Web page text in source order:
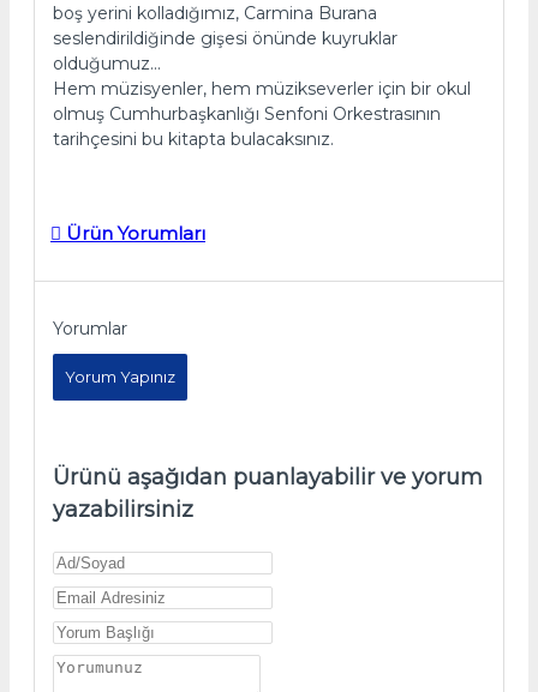
boş yerini kolladığımız, Carmina Burana
seslendirildiğinde gişesi önünde kuyruklar
olduğumuz...
Hem müzisyenler, hem müzikseverler için bir okul
olmuş Cumhurbaşkanlığı Senfoni Orkestrasının
tarihçesini bu kitapta bulacaksınız.
Ürün Yorumları
Yorumlar
Yorum Yapınız
Ürünü aşağıdan puanlayabilir ve yorum
yazabilirsiniz